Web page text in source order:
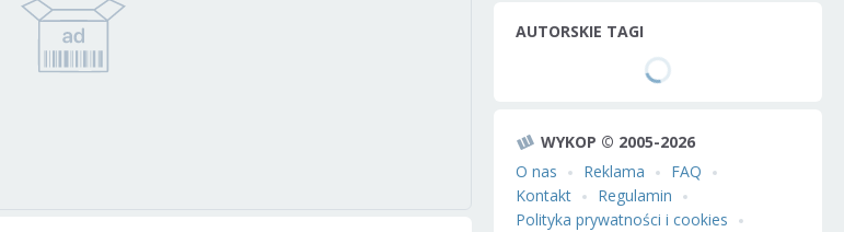
AUTORSKIE TAGI
WYKOP © 2005-2026
O nas
Reklama
FAQ
Kontakt
Regulamin
Polityka prywatności i cookies